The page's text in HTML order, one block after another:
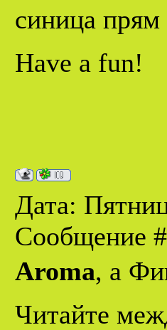
синица
Have a fun!
Дата:
Сообщение
Aroma, а
Читайте